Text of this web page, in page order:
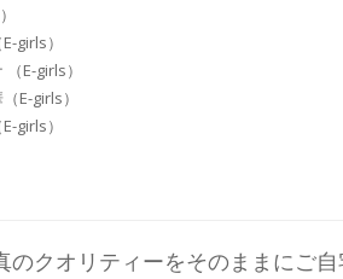
girls）
E-girls）
E-girls）
girls）
のクオリティーをそのままにご自